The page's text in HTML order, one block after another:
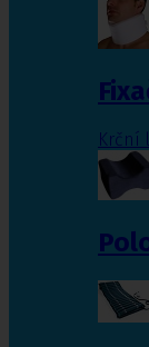
Krční